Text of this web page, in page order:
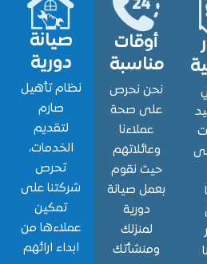
أوقات
مناسبة
نحن نحرص
على صحة
وعائلاتهم
حيث نقوم
بعمل صيانة
ومنشأتك
صيانة
دورية
نظام تأهيل
الخدمات،
شركتنا على
عملاءها من
ابداء ارائهم